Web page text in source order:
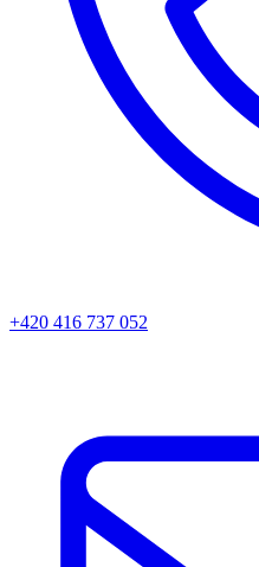
+420 416 737 052